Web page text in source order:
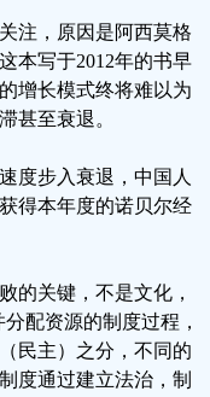
注，原因是阿西莫格
本写于2012年的书早
增长模式终将难以为
甚至衰退。
度步入衰退，中国人
得本年度的诺贝尔经
的关键，不是文化，
配资源的制度过程，
民主）之分，不同的
度通过建立法治，制